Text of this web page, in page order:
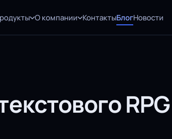
О компании КонтактыБлогНовости
RPG